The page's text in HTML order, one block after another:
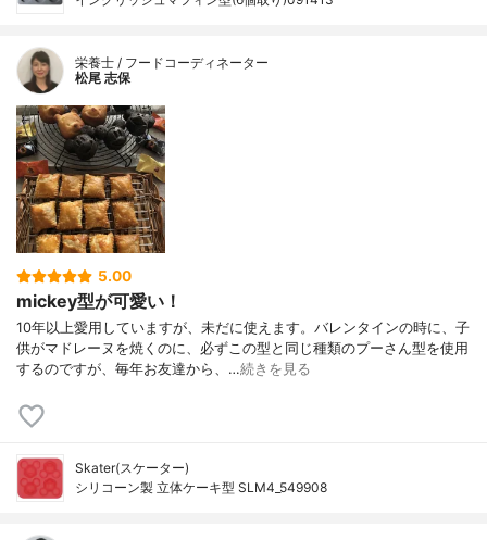
栄養士 / フードコーディネーター
松尾 志保
5.00
mickey型が可愛い！
10年以上愛用していますが、未だに使えます。バレンタインの時に、子
供がマドレーヌを焼くのに、必ずこの型と同じ種類のプーさん型を使用
するのですが、毎年お友達から、…続きを見る
Skater(スケーター)
シリコーン製 立体ケーキ型 SLM4_549908